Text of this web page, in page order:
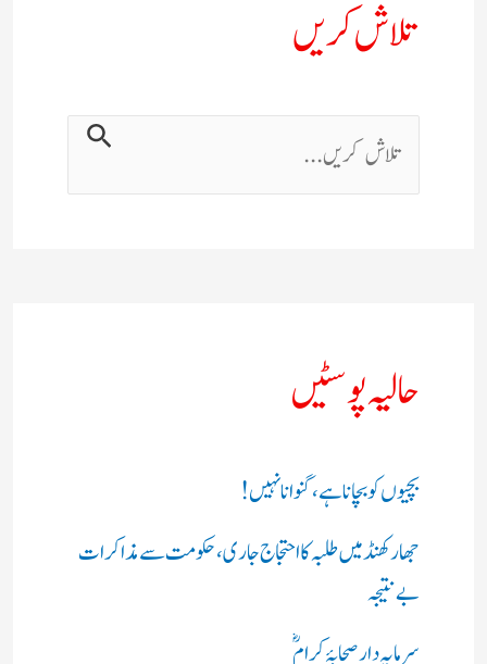
تلاش کریں
حالیہ پوسٹیں
بچیوں کو بچانا ہے، گنوانا نہیں!
جھارکھنڈ میں طلبہ کا احتجاج جاری، حکومت سے مذاکرات
بے نتیجہ
سرمایہ دار صحابۂ کرامؓ